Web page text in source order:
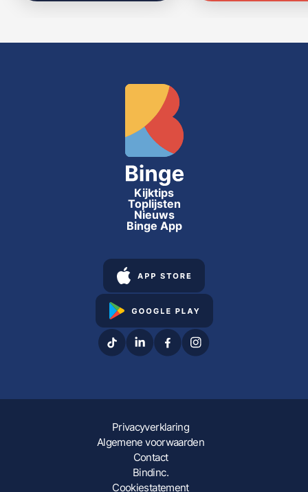
Kijktips
Toplijsten
Nieuws
Binge App
Privacyverklaring
Algemene voorwaarden
Contact
Bindinc.
Cookiestatement